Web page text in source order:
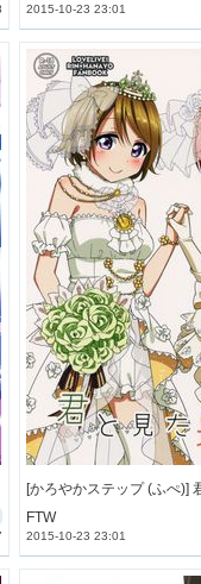
2015-10-23 23:01
FTW
2015-10-23 23:01